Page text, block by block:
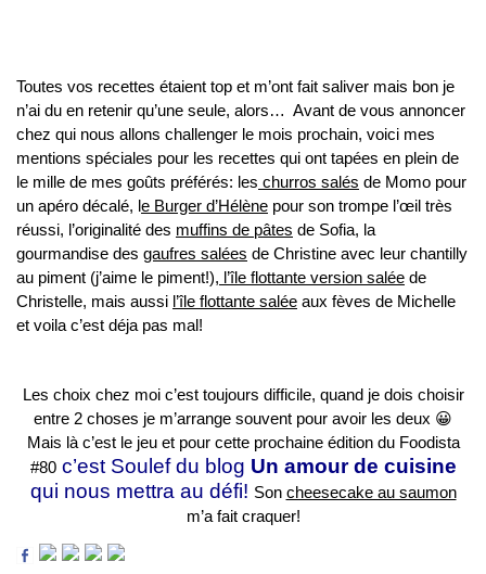
Toutes vos recettes étaient top et m’ont fait saliver mais bon je
n’ai du en retenir qu’une seule, alors… Avant de vous annoncer
chez qui nous allons challenger le mois prochain, voici mes
mentions spéciales pour les recettes qui ont tapées en plein de
le mille de mes goûts préférés: les churros salés de Momo pour
un apéro décalé, le Burger d’Hélène pour son trompe l’œil très
réussi, l’originalité des muffins de pâtes de Sofia, la
gourmandise des gaufres salées de Christine avec leur chantilly
au piment (j’aime le piment!), l’île flottante version salée de
Christelle, mais aussi l’île flottante salée aux fèves de Michelle
et voila c’est déja pas mal!
Les choix chez moi c’est toujours difficile, quand je dois choisir
entre 2 choses je m’arrange souvent pour avoir les deux 😀
Mais là c’est le jeu et pour cette prochaine édition du Foodista
#80c’est Soulef du blog Un amour de cuisine
qui nous mettra au défi! Son cheesecake au saumon
m’a fait craquer!